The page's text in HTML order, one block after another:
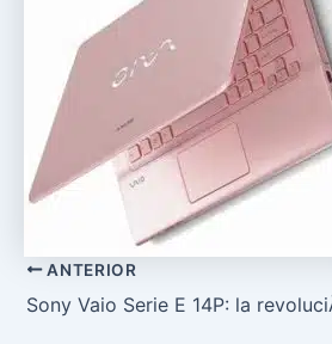
ANTERIOR
Sony Vaio Serie E 14P: la